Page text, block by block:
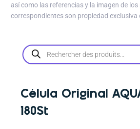
así como las referencias y la imagen de
correspondientes son propiedad exclusiva
Búsqueda
de
productos
Célula Original
180St